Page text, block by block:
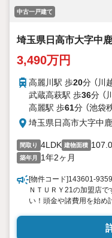
中古一戸建て
埼玉県日高市大字中
3,490万円
高麗川駅 歩20分 （川
武蔵高萩駅 歩36分 （
高麗駅 歩61分 （池袋
埼玉県日高市大字中
間取り 4LDK 建物面積
築年月 1年2ヶ月
[物件コード]143601-
ＮＴＵＲＹ21の加盟店
い！頭金や諸費用を始め
優遇もございます。お気
国籍員工中文対応！代理